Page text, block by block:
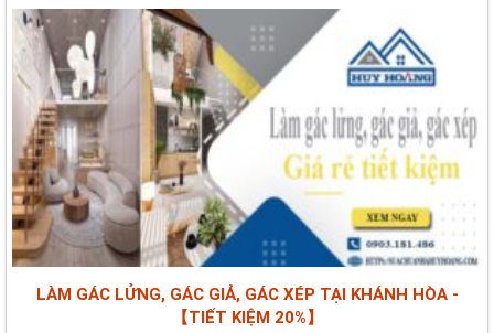
LÀM GÁC LỬNG, GÁC GIẢ, GÁC XÉP TẠI KHÁNH HÒA -
【TIẾT KIỆM 20%】